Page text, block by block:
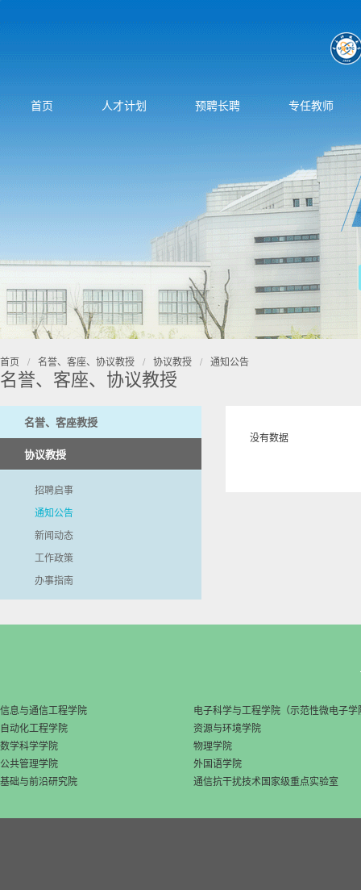
首页 人才计划 预聘长聘 专任教师
首页 / 名誉、客座、协议教授 / 协议教授 / 通知公告
名誉、客座、协议教授
名誉、客座教授
协议教授
招聘启事
通知公告
新闻动态
工作政策
办事指南
没有数据
信息与通信工程学院
电子科学与工程学院（示范性微电子学
自动化工程学院
资源与环境学院
数学科学学院
物理学院
公共管理学院
外国语学院
基础与前沿研究院
通信抗干扰技术国家级重点实验室